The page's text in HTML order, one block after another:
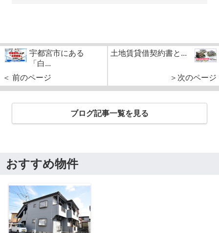
宇都宮市にある
「白...
＜ 前のページ
土地賃貸借契約書と...
＞次のページ
ブログ記事一覧を見る
おすすめ物件